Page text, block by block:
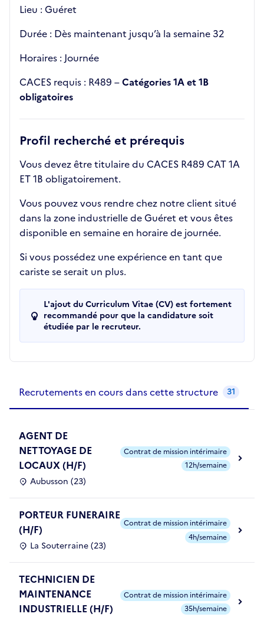
Lieu : Guéret
Durée : Dès maintenant jusqu’à la semaine 32
Horaires : Journée
CACES requis : R489 –Catégories 1A et 1B
obligatoires
Profil recherché et prérequis
Vous devez être titulaire du CACES R489 CAT 1A
ET 1B obligatoirement.
Vous pouvez vous rendre chez notre client situé
dans la zone industrielle de Guéret et vous êtes
disponible en semaine en horaire de journée.
Si vous possédez une expérience en tant que
cariste se serait un plus.
L'ajout du Curriculum Vitae (CV) est fortement
recommandé pour que la candidature soit
étudiée par le recruteur.
Recrutements en cours dans cette structure 31
AGENT DE
NETTOYAGE DE
LOCAUX (H/F)
Aubusson (23)
Contrat de mission intérimaire
12h/semaine
PORTEUR FUNERAIRE
(H/F)
La Souterraine (23)
Contrat de mission intérimaire
4h/semaine
TECHNICIEN DE
MAINTENANCE
INDUSTRIELLE (H/F)
Contrat de mission intérimaire
35h/semaine